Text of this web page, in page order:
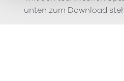
unten zum Download